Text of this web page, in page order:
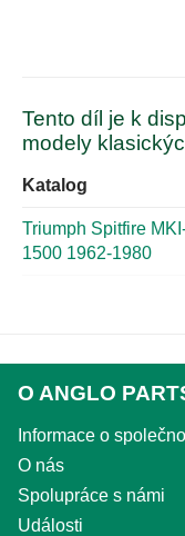
Tento díl je k
modely
Katalog
Triumph Spitfire
1500 1962-1980
O ANGLO
Informace o
O nás
Spolupráce s námi
Události